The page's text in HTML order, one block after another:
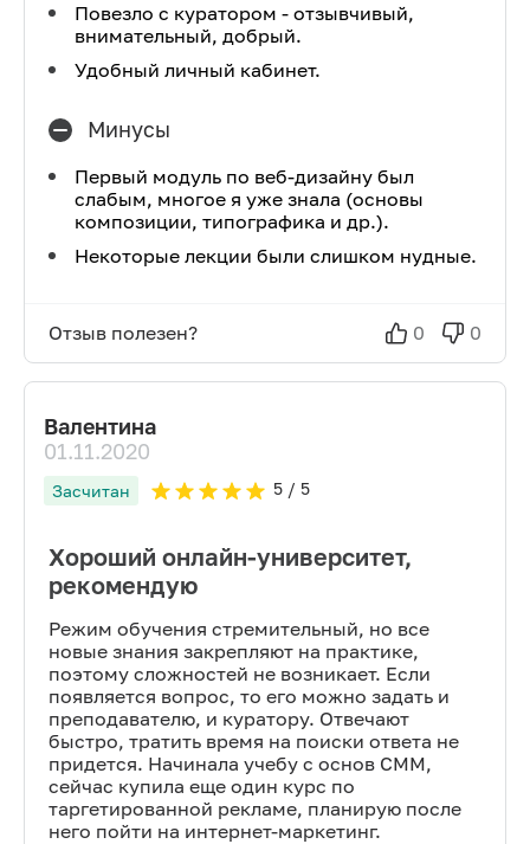
Повезло с куратором - отзывчивый,
внимательный, добрый.
Удобный личный кабинет.
Минусы
Первый модуль по веб-дизайну был
слабым, многое я уже знала (основы
композиции, типографика и др.).
Некоторые лекции были слишком нудные.
Отзыв полезен? 0 0
Валентина
01.11.2020
Засчитан 5/ 5
Хороший онлайн-университет,
рекомендую
Режим обучения стремительный, но все
новые знания закрепляют на практике,
поэтому сложностей не возникает. Если
появляется вопрос, то его можно задать и
преподавателю, и куратору. Отвечают
быстро, тратить время на поиски ответа не
придется. Начинала учебу с основ СММ,
сейчас купила еще один курс по
таргетированной рекламе, планирую после
него пойти на интернет-маркетинг.